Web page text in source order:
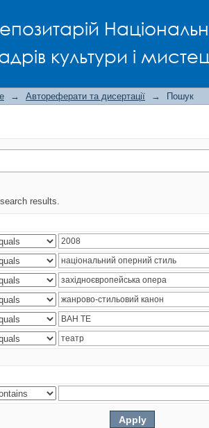
культури і
→ Автореферати та дисертації → Пошук
results.